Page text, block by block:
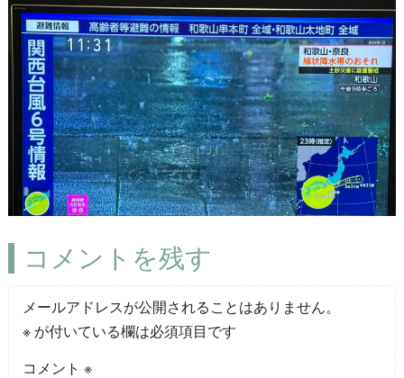
コメントを残す
メールアドレスが公開されることはありません。
※が付いている欄は必須項目です
コメント ※